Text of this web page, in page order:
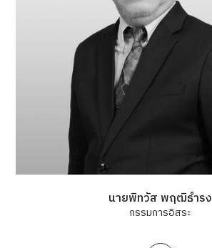
นายพิทวัส พฤฒิธำรง
กรรมการอิสระ